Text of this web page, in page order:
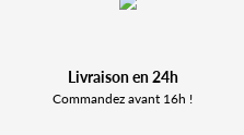
Livraison en 24h
Commandez avant 16h !